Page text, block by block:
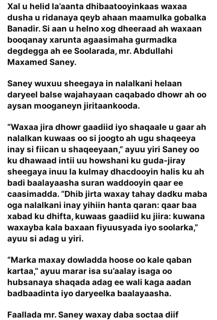
Xal u helid la’aanta dhibaatooyinkaas waxaa
dusha u ridanaya qeyb ahaan maamulka gobalka
Banadir. Si aan u helno xog dheeraad ah waxaan
booqanay xarunta agaasimaha gurmadka
degdegga ah ee Soolarada, mr. Abdullahi
Maxamed Saney.
Saney wuxuu sheegaya in nalalkani helaan
daryeel balse wajahayaan caqabado dhowr ah oo
aysan mooganeyn jiritaankooda.
“Waxaa jira dhowr gaadiid iyo shaqaale u gaar ah
nalalkan kuwaas oo si joogto ah ugu shaqeeya
inay si fiican u shaqeeyaan,” ayuu yiri Saney oo
ku dhawaad intii uu howshani ku guda-jiray
sheegaya inuu la kulmay dhacdooyin halis ku ah
badi baalayaasha suran waddooyin qaar ee
caasimadda. “Dhib jirta waxay tahay dadku maba
oga nalalkani inay yihiin hanta qaran: qaar baa
xabad ku dhifta, kuwaas gaadiid ku jiira: kuwana
waxayba kala baxaan fiyuusyada iyo soolarka,”
ayuu si adag u yiri.
“Marka maxay dowladda hoose oo kale qaban
kartaa,” ayuu marar isa su’aalay isaga oo
hubsanaya shaqada adag ee wali kaga aadan
badbaadinta iyo daryeelka baalayaasha.
Faallada mr. Saney waxay daba soctaa diif